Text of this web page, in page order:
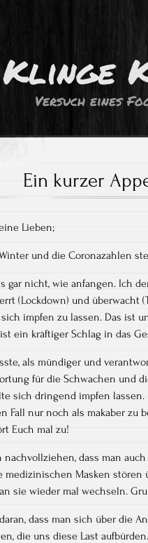
Klinge
Versuch eines
Ein kurzer
Lieben;
und die Coronazahlen
gar nicht, wie anfangen. Ich
(Lockdown) und überwacht
impfen zu lassen. Das ist
ein kräftiger Schlag in das
als mündiger und
für die Schwachen und
sich dringend impfen
Fall nur noch als makaber zu
Euch mal zu!
nachvollziehen, dass man
medizinischen Masken stören
sie wieder mal wechseln.
dass man sich über die
die uns diese Last